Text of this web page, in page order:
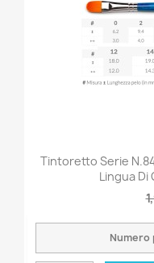
Tintoretto Serie
Lingua